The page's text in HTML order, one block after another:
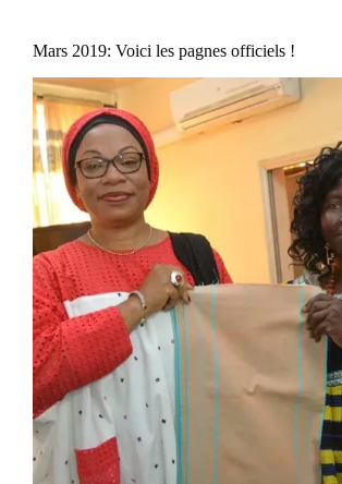
Mars 2019: Voici les pagnes officiels !